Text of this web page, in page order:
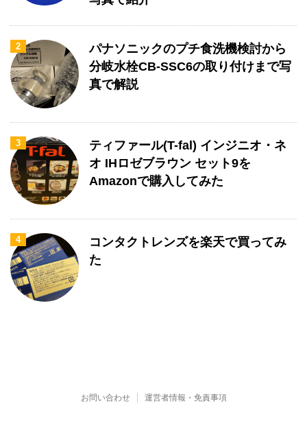
2
パナソニックのプチ食洗機検討から
分岐水栓CB-SSC6の取り付けまで写
真で解説
3
ティファール(T-fal) インジニオ・ネ
オ IHロゼブラウン セット9を
Amazonで購入してみた
4
コンタクトレンズを楽天で買ってみ
た
お問い合わせ 運営者情報・免責事項